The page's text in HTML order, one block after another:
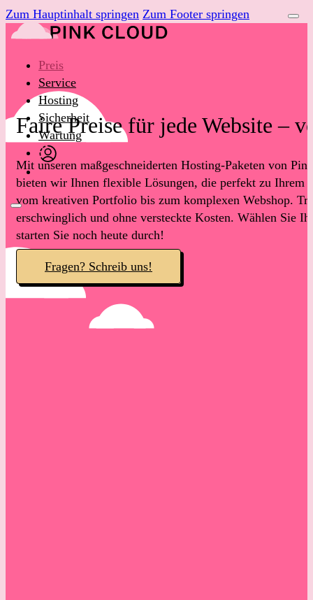
Zum Hauptinhalt springen Zum Footer springen
Preis
Service
Hosting
Sicherheit
Wartung
Faire Preise für jede Website –
Mit unseren maßgeschneiderten Hosting-Paketen von
bieten wir Ihnen flexible Lösungen, die perfekt zu Ihrem
vom kreativen Portfolio bis zum komplexen Webshop.
erschwinglich und ohne versteckte Kosten. Wählen Sie
starten Sie noch heute durch!
Fragen? Schreib uns!